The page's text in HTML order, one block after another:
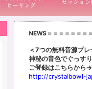
NEWS＝＝＝＝＝＝＝
＜7つの無料音源プレ
神秘の音色でぐっす
ご登録はこちらから→
http://crystalbowl-